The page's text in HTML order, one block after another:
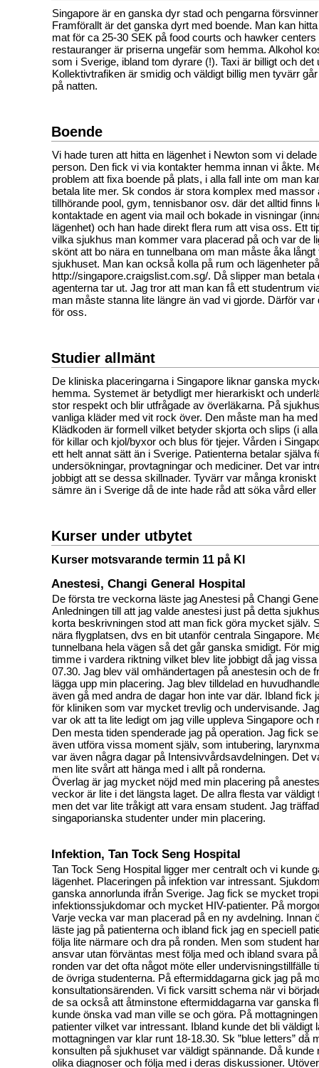
Singapore är en ganska dyr stad och pengarna
Framförallt är det ganska dyrt med boende. Man kan
mat för ca 25-30 SEK på food courts och hawker
restauranger är priserna ungefär som hemma. Alkohol
som i Sverige, ibland tom dyrare (!). Taxi är billigt och det
Kollektivtrafiken är smidig och väldigt billig men tyvärr
på natten.
Boende
Vi hade turen att hitta en lägenhet i Newton som vi
person. Den fick vi via kontakter hemma innan vi åkte.
problem att fixa boende på plats, i alla fall inte om man
betala lite mer. Sk condos är stora komplex med massor
tillhörande pool, gym, tennisbanor osv. där det alltid finns
kontaktade en agent via mail och bokade in visningar
lägenhet) och han hade direkt flera rum att visa oss. Ett
vilka sjukhus man kommer vara placerad på och var de
skönt att bo nära en tunnelbana om man måste åka
sjukhuset. Man kan också kolla på rum och lägenheter på
http://singapore.craigslist.com.sg/. Då slipper man betala
agenterna tar ut. Jag tror att man kan få ett studentrum
man måste stanna lite längre än vad vi gjorde. Därför var
för oss.
Studier allmänt
De kliniska placeringarna i Singapore liknar ganska
hemma. Systemet är betydligt mer hierarkiskt och
stor respekt och blir utfrågade av överläkarna. På
vanliga kläder med vit rock över. Den måste man ha
Klädkoden är formell vilket betyder skjorta och slips (i
för killar och kjol/byxor och blus för tjejer. Vården i
ett helt annat sätt än i Sverige. Patienterna betalar själva
undersökningar, provtagningar och mediciner. Det var
jobbigt att se dessa skillnader. Tyvärr var många
sämre än i Sverige då de inte hade råd att söka vård
Kurser under utbytet
Kurser motsvarande termin 11 på KI
Anestesi, Changi General Hospital
De första tre veckorna läste jag Anestesi på Changi
Anledningen till att jag valde anestesi just på detta
korta beskrivningen stod att man fick göra mycket själv.
nära flygplatsen, dvs en bit utanför centrala Singapore.
tunnelbana hela vägen så det går ganska smidigt. För
timme i vardera riktning vilket blev lite jobbigt då jag
07.30. Jag blev väl omhändertagen på anestesin och de
lägga upp min placering. Jag blev tilldelad en
även gå med andra de dagar hon inte var där. Ibland fick
för kliniken som var mycket trevlig och undervisande.
var ok att ta lite ledigt om jag ville uppleva Singapore och
Den mesta tiden spenderade jag på operation. Jag fick
även utföra vissa moment själv, som intubering,
var även några dagar på Intensivvårdsavdelningen. Det
men lite svårt att hänga med i allt på ronderna.
Överlag är jag mycket nöjd med min placering på
veckor är lite i det längsta laget. De allra flesta var väldigt
men det var lite tråkigt att vara ensam student. Jag
singaporianska studenter under min placering.
Infektion, Tan Tock Seng Hospital
Tan Tock Seng Hospital ligger mer centralt och vi kunde
lägenhet. Placeringen på infektion var intressant.
ganska annorlunda ifrån Sverige. Jag fick se mycket
infektionssjukdomar och mycket HIV-patienter. På
Varje vecka var man placerad på en ny avdelning. Innan
läste jag på patienterna och ibland fick jag en speciell
följa lite närmare och dra på ronden. Men som student
ansvar utan förväntas mest följa med och ibland svara
ronden var det ofta något möte eller undervisningstillfälle
de övriga studenterna. På eftermiddagarna gick jag på
konsultationsärenden. Vi fick varsitt schema när vi
de sa också att åtminstone eftermiddagarna var ganska
kunde önska vad man ville se och göra. På
patienter vilket var intressant. Ibland kunde det bli väldigt
mottagningen var klar runt 18-18.30. Sk ”blue letters” då
konsulten på sjukhuset var väldigt spännande. Då
olika diagnoser och följa med i deras diskussioner.